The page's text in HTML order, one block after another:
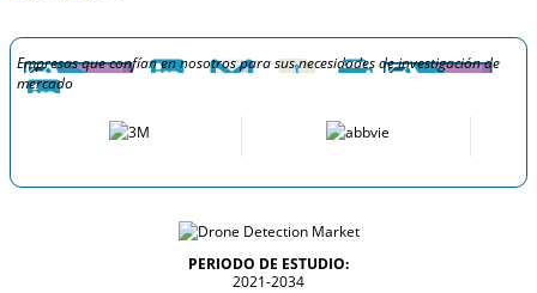
Empresas que confían en nosotros para sus necesidades de investigación de
mercado
PERIODO DE ESTUDIO:
2021-2034